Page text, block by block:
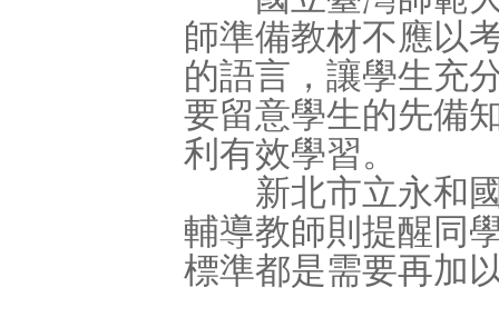
師準備教材不應以
的語言，讓學生充
要留意學生的先備
利有效學習。
新北市立永和國
輔導教師則提醒同
標準都是需要再加